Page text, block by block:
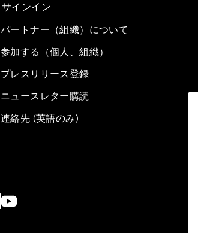
サインイン
パートナー（組織）について
参加する（個人、組織）
プレスリリース登録
ニュースレター購読
連絡先 (英語のみ)